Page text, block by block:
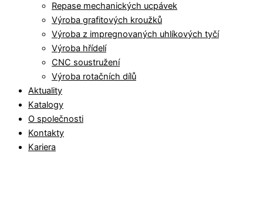
Repase mechanických ucpávek
Výroba grafitových kroužků
Výroba z impregnovaných uhlíkových tyčí
Výroba hřídelí
CNC soustružení
Výroba rotačních dílů
Aktuality
Katalogy
O společnosti
Kontakty
Kariera